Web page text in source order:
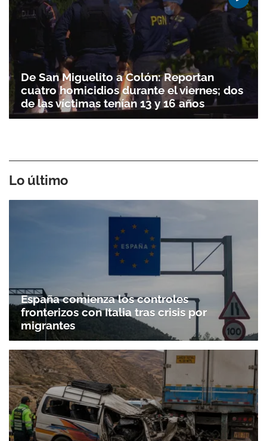
De San Miguelito a Colón: Reportan
cuatro homicidios durante el viernes; dos
de las víctimas tenían 13 y 16 años
Lo último
España comienza los controles
fronterizos con Italia tras crisis por
migrantes